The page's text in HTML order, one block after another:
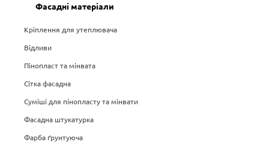
Фасадні матеріали
Кріплення для утеплювача
Відливи
Пінопласт та мінвата
Сітка фасадна
Суміші для пінопласту та мінвати
Фасадна штукатурка
Фарба ґрунтуюча